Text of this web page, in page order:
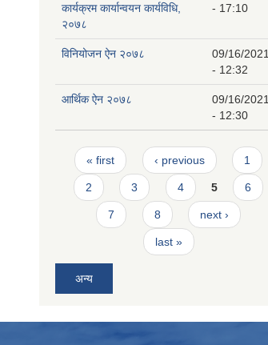
कार्यक्रम कार्यान्वयन कार्यविधि,
२०७८
- 17:10
विनियोजन ऐन २०७८
09/16/2021
- 12:32
आर्थिक ऐन २०७८
09/16/2021
- 12:30
Pages
« first ‹ previous 1
2 3 4 5 6
7 8 next ›
last »
अन्य